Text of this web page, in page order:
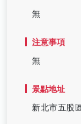
無
注意事項
無
景點地址
新北市五股